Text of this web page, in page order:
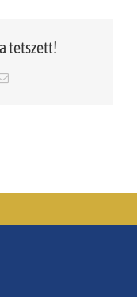
tetszett!
Email